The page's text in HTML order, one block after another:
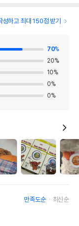
성하고 최대 150점 받기
70%
20%
10%
0%
0%
2
만족도순 최신순